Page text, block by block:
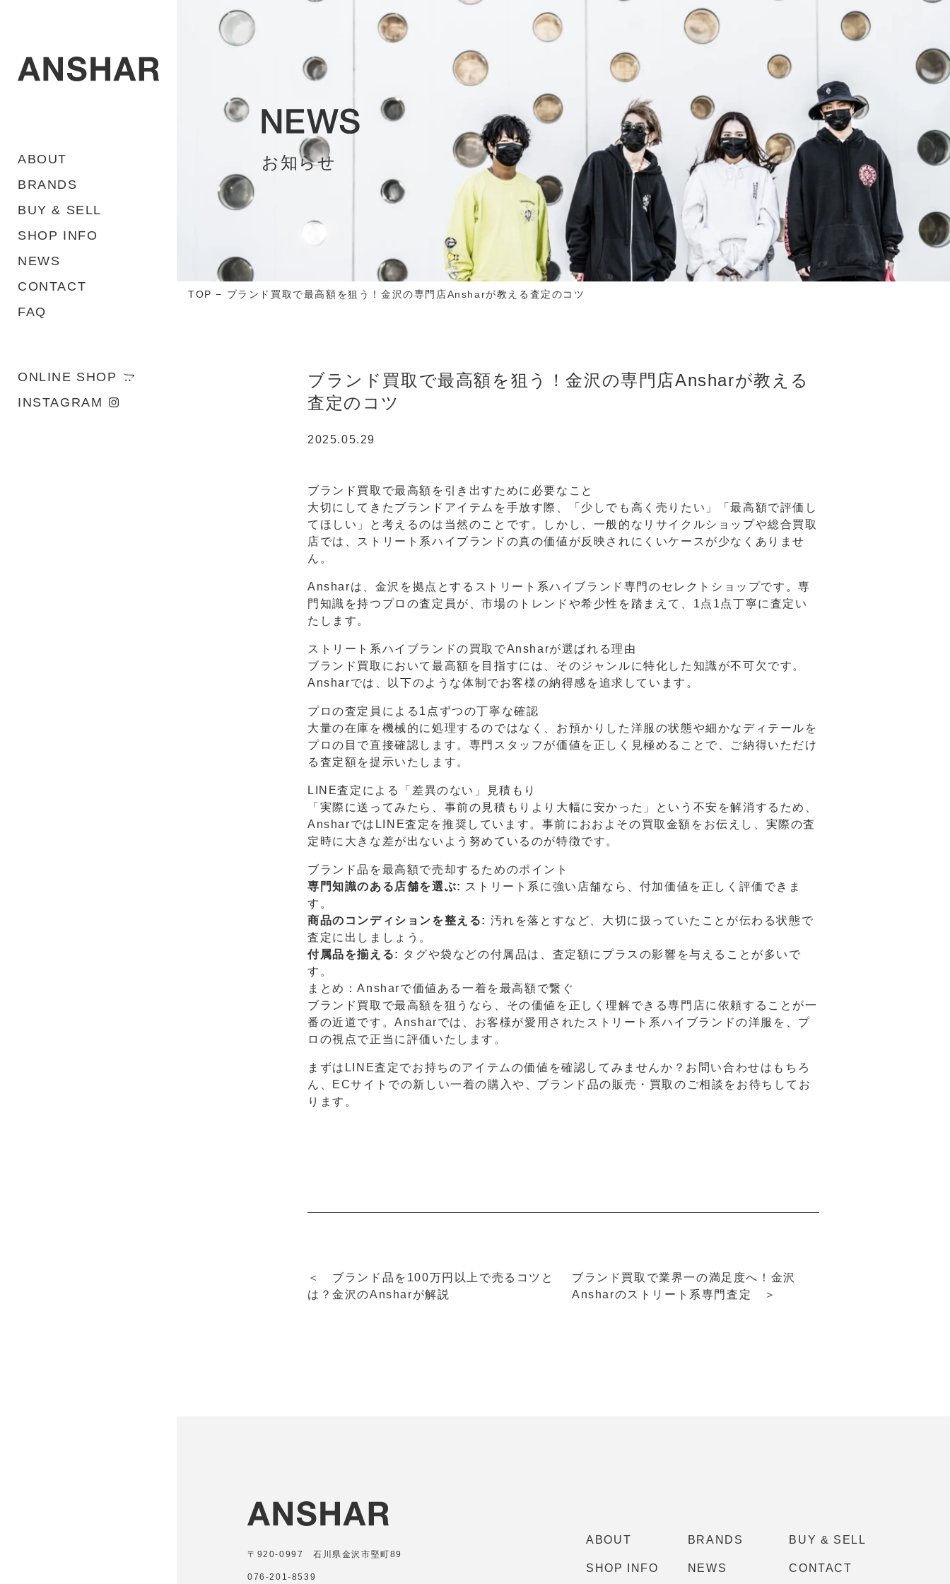
ABOUT
BRANDS
BUY & SELL
SHOP INFO
NEWS
CONTACT
FAQ
ONLINE SHOP
INSTAGRAM
お知らせ
TOP − ブランド買取で最高額を狙う！金沢の専門店Ansharが教える査定のコツ
ブランド買取で最高額を狙う！金沢の専門店Ansharが教える
査定のコツ
2025.05.29
ブランド買取で最高額を引き出すために必要なこと
大切にしてきたブランドアイテムを手放す際、「少しでも高く売りたい」「最高額で評価し
てほしい」と考えるのは当然のことです。しかし、一般的なリサイクルショップや総合買取
店では、ストリート系ハイブランドの真の価値が反映されにくいケースが少なくありませ
ん。
Ansharは、金沢を拠点とするストリート系ハイブランド専門のセレクトショップです。専
門知識を持つプロの査定員が、市場のトレンドや希少性を踏まえて、1点1点丁寧に査定い
たします。
ストリート系ハイブランドの買取でAnsharが選ばれる理由
ブランド買取において最高額を目指すには、そのジャンルに特化した知識が不可欠です。
Ansharでは、以下のような体制でお客様の納得感を追求しています。
プロの査定員による1点ずつの丁寧な確認
大量の在庫を機械的に処理するのではなく、お預かりした洋服の状態や細かなディテールを
プロの目で直接確認します。専門スタッフが価値を正しく見極めることで、ご納得いただけ
る査定額を提示いたします。
LINE査定による「差異のない」見積もり
「実際に送ってみたら、事前の見積もりより大幅に安かった」という不安を解消するため、
AnsharではLINE査定を推奨しています。事前におおよその買取金額をお伝えし、実際の査
定時に大きな差が出ないよう努めているのが特徴です。
ブランド品を最高額で売却するためのポイント
専門知識のある店舗を選ぶ: ストリート系に強い店舗なら、付加価値を正しく評価できま
す。
商品のコンディションを整える: 汚れを落とすなど、大切に扱っていたことが伝わる状態で
査定に出しましょう。
付属品を揃える: タグや袋などの付属品は、査定額にプラスの影響を与えることが多いで
す。
まとめ：Ansharで価値ある一着を最高額で繋ぐ
ブランド買取で最高額を狙うなら、その価値を正しく理解できる専門店に依頼することが一
番の近道です。Ansharでは、お客様が愛用されたストリート系ハイブランドの洋服を、プ
ロの視点で正当に評価いたします。
まずはLINE査定でお持ちのアイテムの価値を確認してみませんか？お問い合わせはもちろ
ん、ECサイトでの新しい一着の購入や、ブランド品の販売・買取のご相談をお待ちしてお
ります。
＜ ブランド品を100万円以上で売るコツと
は？金沢のAnsharが解説
ブランド買取で業界一の満足度へ！金沢
Ansharのストリート系専門査定 ＞
〒920-0997 石川県金沢市堅町89
076-201-8539
ABOUT BRANDS BUY & SELL
SHOP INFO NEWS CONTACT